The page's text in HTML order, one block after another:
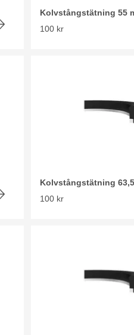
Kolvstångstätning 55
100 kr
Kolvstångstätning
100 kr